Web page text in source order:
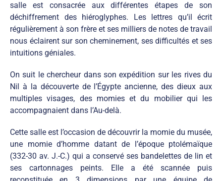
salle est consacrée aux différentes étapes de son
déchiffrement des hiéroglyphes. Les lettres qu’il écrit
régulièrement à son frère et ses milliers de notes de travail
nous éclairent sur son cheminement, ses difficultés et ses
intuitions géniales.
On suit le chercheur dans son expédition sur les rives du
Nil à la découverte de l’Égypte ancienne, des dieux aux
multiples visages, des momies et du mobilier qui les
accompagnaient dans l’Au-delà.
Cette salle est l’occasion de découvrir la momie du musée,
une momie d’homme datant de l’époque ptolémaïque
(332-30 av. J.-C.) qui a conservé ses bandelettes de lin et
ses cartonnages peints. Elle a été scannée puis